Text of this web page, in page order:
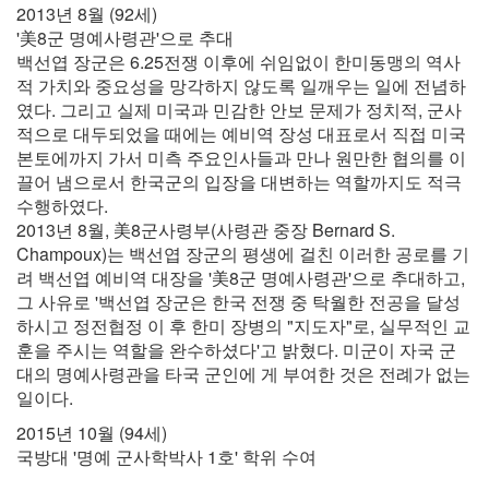
2013년 8월 (92세)
'美8군 명예사령관'으로 추대
백선엽 장군은 6.25전쟁 이후에 쉬임없이 한미동맹의 역사
적 가치와 중요성을 망각하지 않도록 일깨우는 일에 전념하
였다. 그리고 실제 미국과 민감한 안보 문제가 정치적, 군사
적으로 대두되었을 때에는 예비역 장성 대표로서 직접 미국
본토에까지 가서 미측 주요인사들과 만나 원만한 협의를 이
끌어 냄으로서 한국군의 입장을 대변하는 역할까지도 적극
수행하였다.
2013년 8월, 美8군사령부(사령관 중장 Bernard S.
Champoux)는 백선엽 장군의 평생에 걸친 이러한 공로를 기
려 백선엽 예비역 대장을 '美8군 명예사령관'으로 추대하고,
그 사유로 '백선엽 장군은 한국 전쟁 중 탁월한 전공을 달성
하시고 정전협정 이 후 한미 장병의 "지도자"로, 실무적인 교
훈을 주시는 역할을 완수하셨다'고 밝혔다. 미군이 자국 군
대의 명예사령관을 타국 군인에 게 부여한 것은 전례가 없는
일이다.
2015년 10월 (94세)
국방대 '명예 군사학박사 1호' 학위 수여